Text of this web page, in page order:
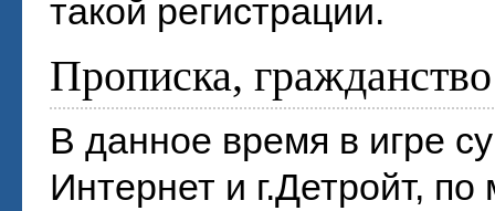
такой регистрации.
Прописка, гражданство
В данное время в игре
Интернет и г.Детройт,